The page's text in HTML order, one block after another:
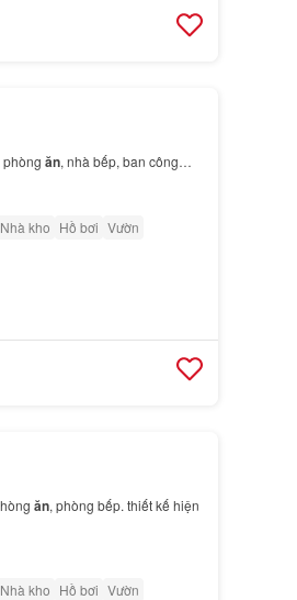
phòng ăn, nhà bếp, ban công…
Nhà kho Hồ bơi Vườn
ăn, phòng bếp. thiết kế hiện
Nhà kho Hồ bơi Vườn